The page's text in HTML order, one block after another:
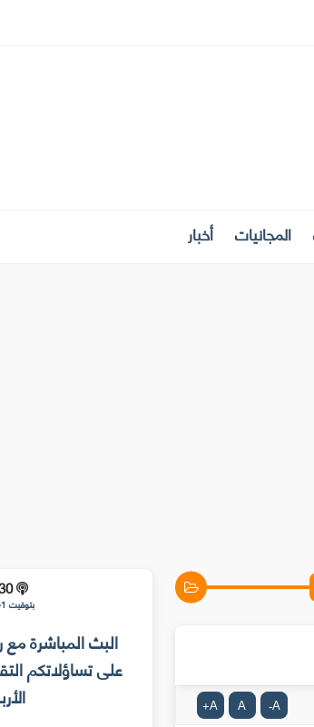
المجانيات أخبار
A
-
A
A
+
18:30
بتوقيت GMT+1
البث المباشرة مع
على تساؤلاتكم